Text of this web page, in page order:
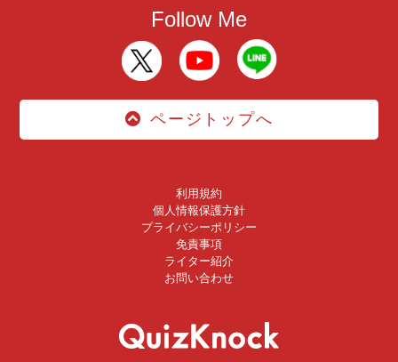
Follow Me
ページトップへ
利用規約
個人情報保護方針
プライバシーポリシー
免責事項
ライター紹介
お問い合わせ